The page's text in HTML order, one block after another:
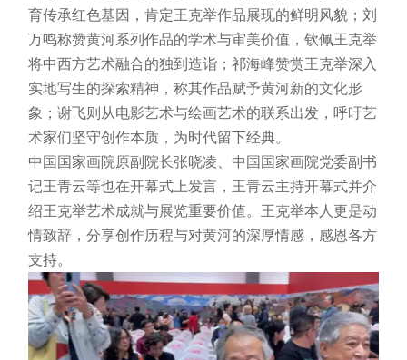
育传承红色基因，肯定王克举作品展现的鲜明风貌；刘
万鸣称赞黄河系列作品的学术与审美价值，钦佩王克举
将中西方艺术融合的独到造诣；祁海峰赞赏王克举深入
实地写生的探索精神，称其作品赋予黄河新的文化形
象；谢飞则从电影艺术与绘画艺术的联系出发，呼吁艺
术家们坚守创作本质，为时代留下经典。
中国国家画院原副院长张晓凌、中国国家画院党委副书
记王青云等也在开幕式上发言，王青云主持开幕式并介
绍王克举艺术成就与展览重要价值。王克举本人更是动
情致辞，分享创作历程与对黄河的深厚情感，感恩各方
支持。